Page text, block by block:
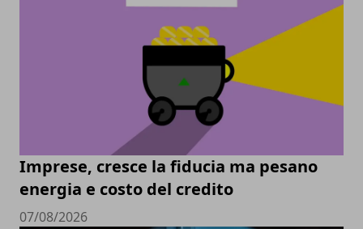
Imprese, cresce la fiducia ma pesano
energia e costo del credito
07/08/2026